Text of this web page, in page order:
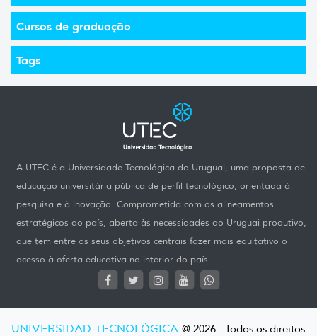
Cursos de graduação
Tags
A UTEC é a Universidade Tecnológica do Uruguai, uma proposta de
educação universitária pública de perfil tecnológico, orientada à
pesquisa e à inovação. Comprometida com os alineamentos
estratégicos do país, aberta às necessidades do Uruguai produtivo,
que tem entre os seus objetivos centrais fazer mais equitativo o
acesso à oferta educativa no interior do país.
UNIVERSIDAD TECNOLÓGICA @ 2026 - Todos os direitos